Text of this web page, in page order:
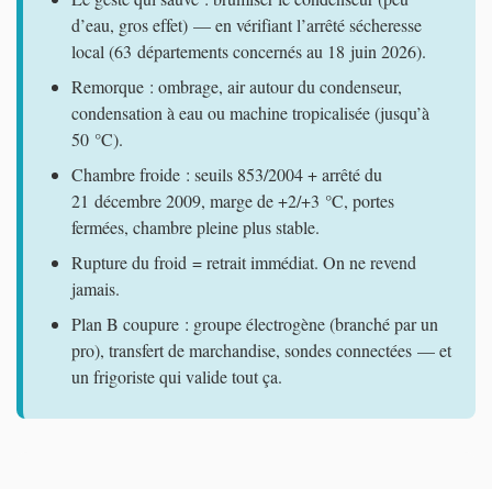
d’eau, gros effet) — en vérifiant l’arrêté sécheresse
local (63 départements concernés au 18 juin 2026).
Remorque : ombrage, air autour du condenseur,
condensation à eau ou machine tropicalisée (jusqu’à
50 °C).
Chambre froide : seuils 853/2004 + arrêté du
21 décembre 2009, marge de +2/+3 °C, portes
fermées, chambre pleine plus stable.
Rupture du froid = retrait immédiat. On ne revend
jamais.
Plan B coupure : groupe électrogène (branché par un
pro), transfert de marchandise, sondes connectées — et
un frigoriste qui valide tout ça.